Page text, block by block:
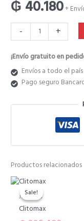
₲ 40.180+
-
cantidad
+
¡Envío gratuito en
Envíos a todo el país
Pago seguro
Productos relacionados
Sale!
Sale!
Juguetes
Clitomax
es: